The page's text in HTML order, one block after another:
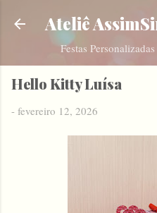
Pular para o
Ateliê
Festas Personalizadas
Hello Kitty Luísa
- fevereiro 12, 2026